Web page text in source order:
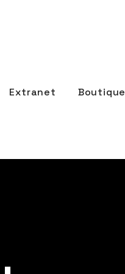
Extranet Boutique